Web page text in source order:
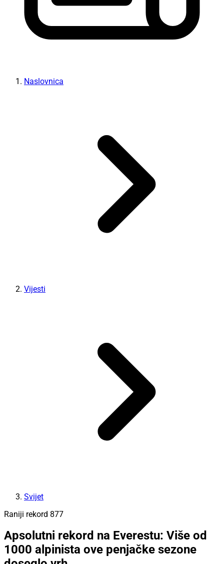
Naslovnica
Vijesti
Svijet
Raniji rekord 877
Apsolutni rekord na Everestu: Više od
1000 alpinista ove penjačke sezone